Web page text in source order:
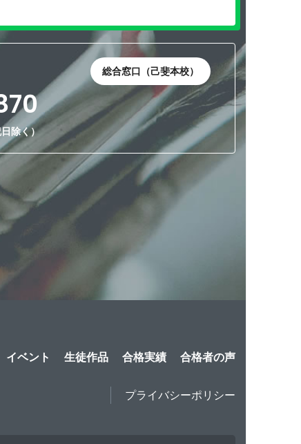
総合窓口（己斐本校）
除く）
イベント 生徒作品 合格実績 合格者の声
プライバシーポリシー